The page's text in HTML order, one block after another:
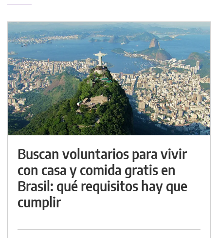
Buscan voluntarios para vivir
con casa y comida gratis en
Brasil: qué requisitos hay que
cumplir